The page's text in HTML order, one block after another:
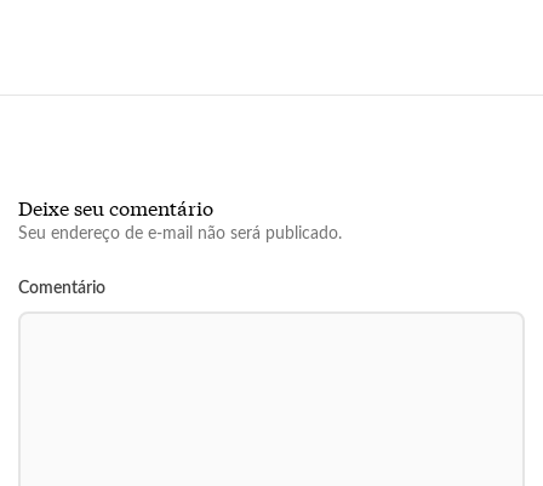
Deixe seu comentário
Seu endereço de e-mail não será publicado.
Comentário